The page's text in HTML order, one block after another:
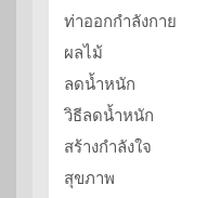
ท่าออกกำลังกาย
ผลไม้
ลดน้ำหนัก
วิธีลดน้ำหนัก
สร้างกำลังใจ
สุขภาพ